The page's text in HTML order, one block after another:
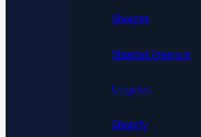
Shoptet
Shoptet Premium
Upgates
Shopify